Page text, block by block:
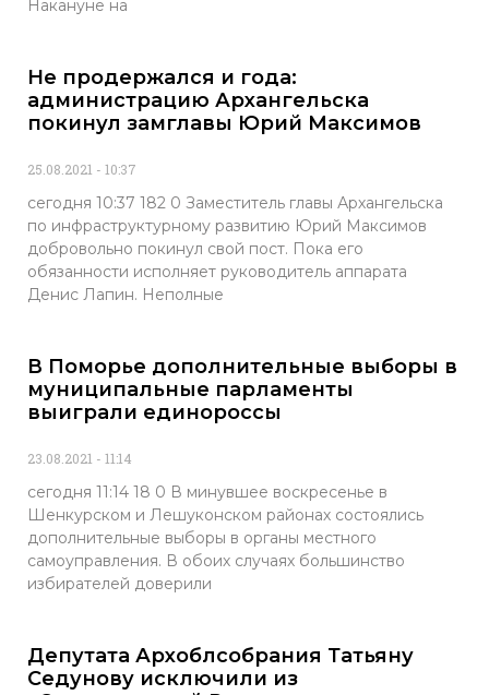
Накануне на
Не продержался и года:
администрацию Архангельска
покинул замглавы Юрий Максимов
25.08.2021 10:37
сегодня 10:37 182 0 Заместитель главы Архангельска
по инфраструктурному развитию Юрий Максимов
добровольно покинул свой пост. Пока его
обязанности исполняет руководитель аппарата
Денис Лапин. Неполные
В Поморье дополнительные выборы в
муниципальные парламенты
выиграли единороссы
23.08.2021 11:14
сегодня 11:14 18 0 В минувшее воскресенье в
Шенкурском и Лешуконском районах состоялись
дополнительные выборы в органы местного
самоуправления. В обоих случаях большинство
избирателей доверили
Депутата Архоблсобрания Татьяну
Седунову исключили из